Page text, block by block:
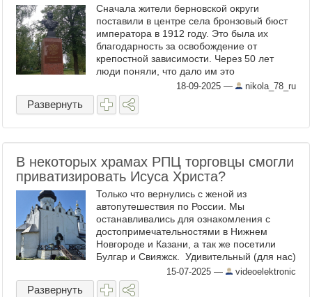
Сначала жители берновской округи
поставили в центре села бронзовый бюст
императора в 1912 году. Это была их
благодарность за освобождение от
крепостной зависимости. Через 50 лет
люди поняли, что дало им это
освобождение. Они стали жить лучше и
богаче. Разумеется, советская власть
снесла ...
18-09-2025 — nikola_78_ru
Развернуть
В некоторых храмах РПЦ торговцы смогли
приватизировать Исуса Христа?
Только что вернулись с женой из
автопутешествия по России. Мы
останавливались для ознакомления с
достопримечательностями в Нижнем
Новгороде и Казани, а так же посетили
Булгар и Свияжск. Удивительный (для нас)
случай произошёл сегодня в Свияжске.
Если кто не знает, то это остров ...
15-07-2025 — videoelektronic
Развернуть